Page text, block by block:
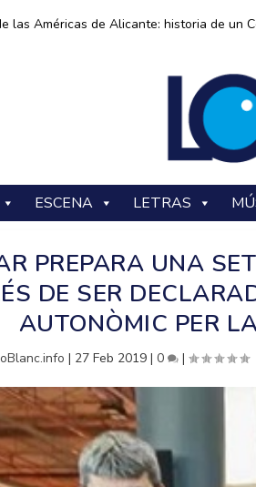
las Américas de Alicante: historia de un
ESCENA LETRAS
PREPARA UNA
DE SER
AUTONÒMIC PER
| 27 Feb 2019 |0 |